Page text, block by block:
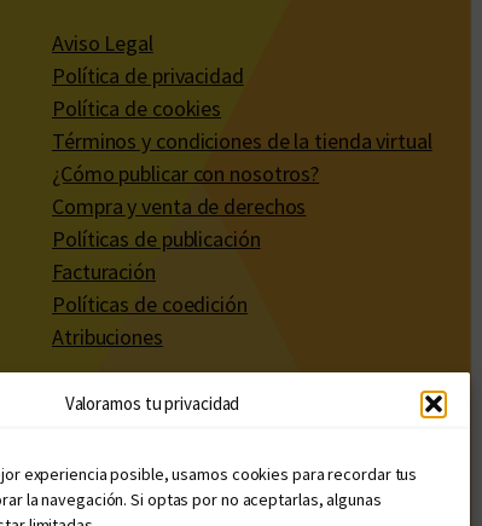
Valoramos tu privacidad
experiencia posible, usamos cookies para recordar tus
la navegación. Si optas por no aceptarlas, algunas
Aviso Legal
Política de privacidad
Política de cookies
Términos y condiciones de la tienda virtual
¿Cómo publicar con nosotros?
Compra y venta de derechos
Políticas de publicación
Facturación
Políticas de coedición
Atribuciones